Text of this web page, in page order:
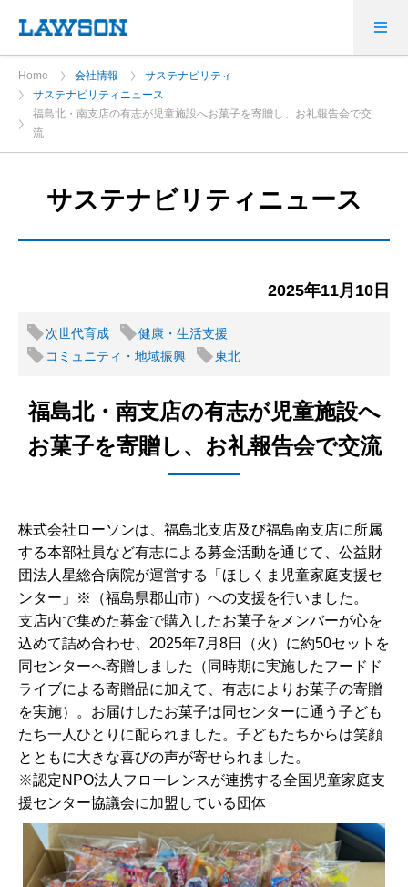
Home 会社情報
サステナビリティ
サステナビリティニュース
福島北・南支店の有志が児童施設へお菓子を寄贈し、お礼報告会で交
流
サステナビリティニュース
2025年11月10日
次世代育成
健康・生活支援
コミュニティ・地域振興
東北
福島北・南支店の有志が児童施設へ
お菓子を寄贈し、お礼報告会で交流
株式会社ローソンは、福島北支店及び福島南支店に所属
する本部社員など有志による募金活動を通じて、公益財
団法人星総合病院が運営する「ほしくま児童家庭支援セ
ンター」※（福島県郡山市）への支援を行いました。
支店内で集めた募金で購入したお菓子をメンバーが心を
込めて詰め合わせ、2025年7月8日（火）に約50セットを
同センターへ寄贈しました（同時期に実施したフードド
ライブによる寄贈品に加えて、有志によりお菓子の寄贈
を実施）。お届けしたお菓子は同センターに通う子ども
たち一人ひとりに配られました。子どもたちからは笑顔
とともに大きな喜びの声が寄せられました。
※認定NPO法人フローレンスが連携する全国児童家庭支
援センター協議会に加盟している団体